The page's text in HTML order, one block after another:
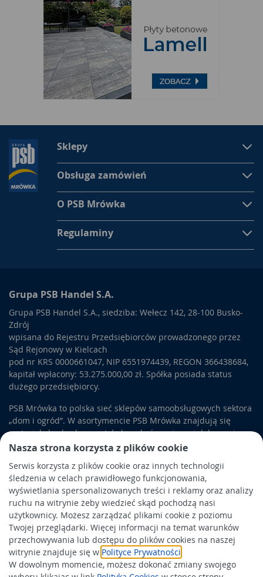
Nasza strona korzysta z plików cookie
Serwis korzysta z plików cookie oraz innych technologii
śledzenia w celach prawidłowego funkcjonowania,
wyświetlania spersonalizowanych treści i reklamy oraz analizy
ruchu na witrynie żeby wiedzieć skąd pochodzą nasi
użytkownicy. Możesz zarządzać plikami cookie z poziomu
Twojej przeglądarki. Więcej informacji na temat warunków
przechowywania lub dostępu do plików cookies na naszej
witrynie znajduje się w Polityce Prywatności
W dowolnym momencie, możesz dokonać zmiany swojego
Sklepy
Obsługa zamówień
O PSB Mrówka
Regulaminy
Grupa PSB Handel S.A.
Grupa PSB Handel S.A., siedziba: Wełecz 142, 28-100 Busko-
Zdrój
wpisana do Rejestru Przedsiębiorców prowadzonego przez
Sąd Rejonowy w Kielcach
pod nr KRS 0000661047, NIP 6551974439, REGON 366438684,
kapitał wpłacony: 53.275.000,00 zł. Spółka posiada status
dużego przedsiębiorcy.
PSB Mrówka to polska sieć sklepów samoobsługowych sektora
„dom i ogród”. W asortymencie PSB Mrówka znajdują się
materiały budowlane, artykuły wykończeniowe i dekoracyjne,
wyposażenie łazienek i kuchni, elektronarzędzia, a także
artykuły związane z ogrodem i otoczeniem domu.
Obowiązek informacyjny
Polityka prywatności
Polityka Cookies
Odbiór zużytego sprzętu
Wspierają nas: